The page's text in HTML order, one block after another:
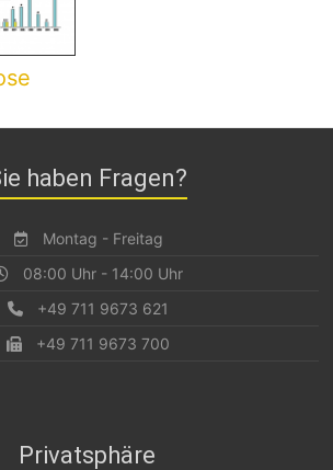
haben Fragen?
Montag - Freitag
08:00 Uhr - 14:00 Uhr
+49 711 9673 621
+49 711 9673 700
Privatsphäre